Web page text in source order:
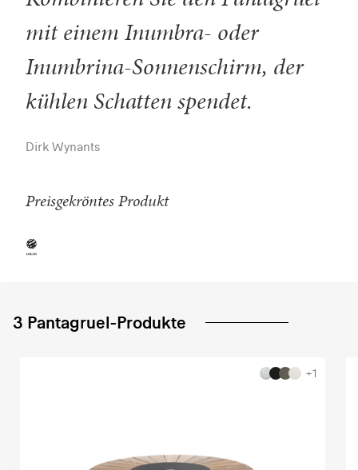
mit einem Inumbra- oder
Inumbrina-Sonnenschirm, der
kühlen Schatten spendet.
Dirk Wynants
Preisgekröntes Produkt
3 Pantagruel-Produkte
+1